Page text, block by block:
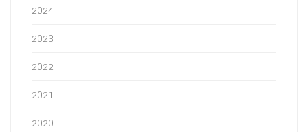
2024
2023
2022
2021
2020